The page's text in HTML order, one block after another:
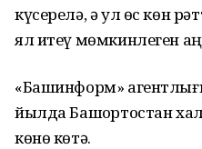
күсерелә, ә ул өс көн
ял итеү мөмкинлеген
«Башинформ»
йылда Башҡортостан
көнө көтә.